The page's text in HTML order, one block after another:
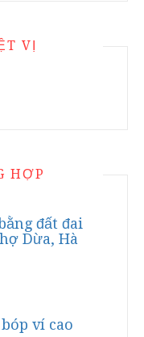
VỊ
HỢP
đất đai
Dừa, Hà
ví cao